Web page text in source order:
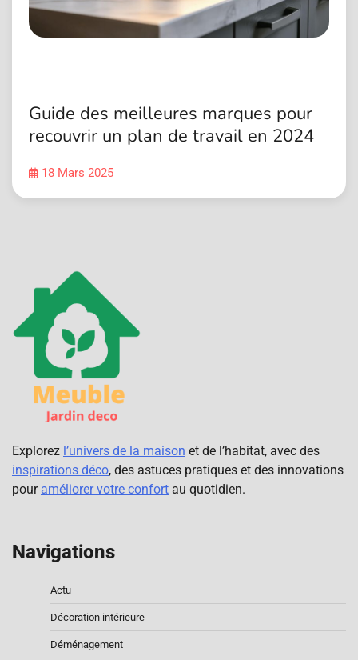
Guide des meilleures marques pour
recouvrir un plan de travail en 2024
18 Mars 2025
Explorez l’univers de la maison et de l’habitat, avec des
inspirations déco, des astuces pratiques et des innovations
pour améliorer votre confort au quotidien.
Navigations
Actu
Décoration intérieure
Déménagement